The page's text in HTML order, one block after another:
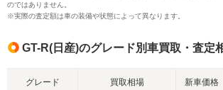
のではありません。
※実際の査定額は車の装備や状態によって異なります。
GT-R(日産)のグレード別車買取・査定
グレード 買取相場 新車価格